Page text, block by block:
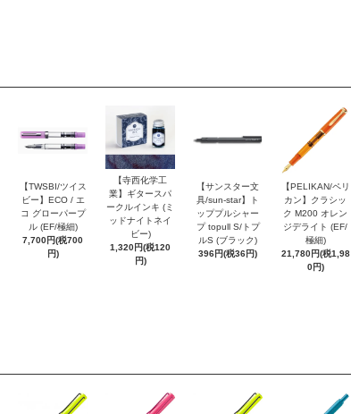
【TWSBI/ツイス
ビー】ECO / エ
コ グローパープ
ル (EF/極細)
7,700円(税700
円)
【寺西化学工
業】ギタースパ
ークルインキ (ミ
ッドナイトネイ
ビー)
1,320円(税120
円)
【サンスター文
具/sun-star】ト
ッププルシャー
プ topull S/トプ
ルS (ブラック)
396円(税36円)
【PELIKAN/ペリ
カン】クラシッ
ク M200 オレン
ジデライト (EF/
極細)
21,780円(税1,98
0円)